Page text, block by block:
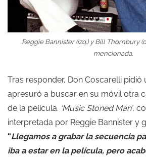
Reggie Bannister (izq.) y Bill Thornbury
mencionada.
Tras responder, Don Coscarelli
apresuró a buscar en su móvil otra
de la película. ‘Music Stoned Man’,
interpretada por Reggie Bannister y
“Llegamos a grabar la secuencia
iba a estar en la película, pero